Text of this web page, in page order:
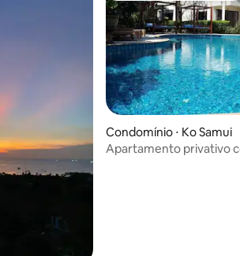
Condomínio ⋅ Ko Samui
Apartamento privativo